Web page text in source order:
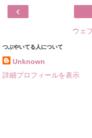
‹
ウェ
つぶやいてる人について
Unknown
詳細プロフィールを表示